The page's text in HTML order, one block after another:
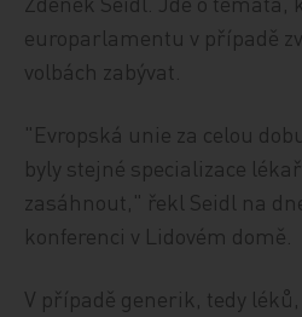
europarlamentu v případě
volbách zabývat.
"Evropská unie za celou
byly stejné specializace
zasáhnout," řekl Seidl na
konferenci v Lidovém domě.
V případě generik, tedy